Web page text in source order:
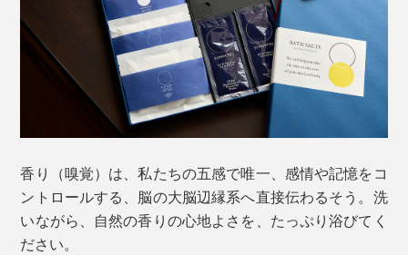
香り（嗅覚）は、私たちの五感で唯一、感情や記憶をコ
ントロールする、脳の大脳辺縁系へ直接伝わるそう。洗
いながら、自然の香りの心地よさを、たっぷり浴びてく
ださい。